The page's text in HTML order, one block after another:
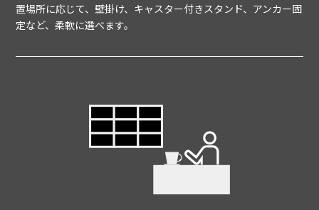
置場所に応じて、壁掛け、キャスター付きスタンド、アンカー固
定など、柔軟に選べます。